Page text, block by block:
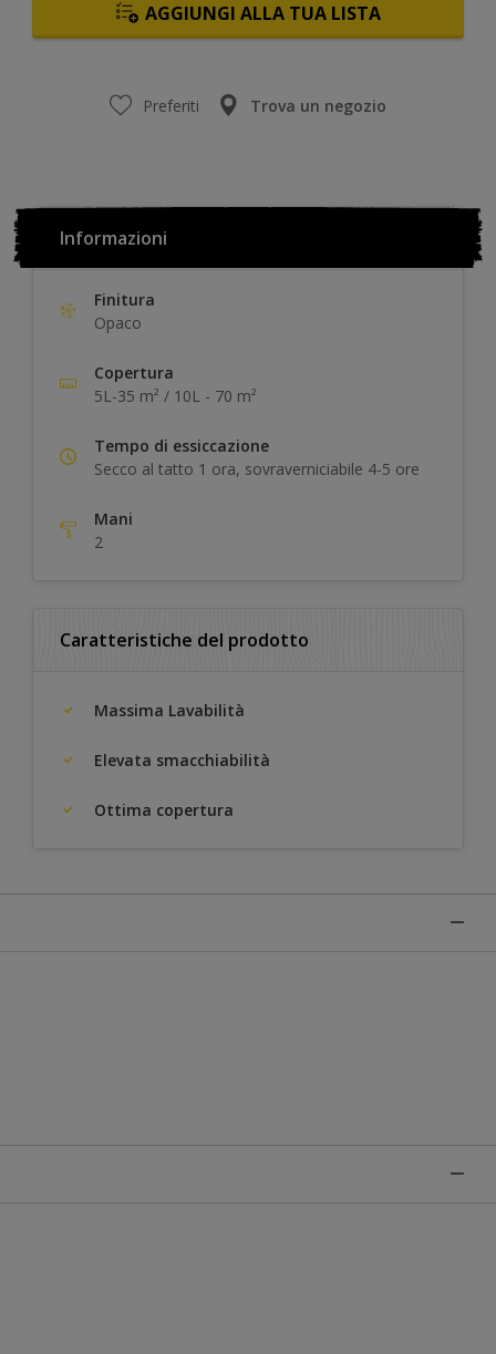
AGGIUNGI ALLA TUA LISTA
Preferiti Trova un negozio
Informazioni
Finitura
Opaco
Copertura
5L-35 m² / 10L - 70 m²
Tempo di essiccazione
Secco al tatto 1 ora, sovraverniciabile 4-5 ore
Mani
2
Caratteristiche del prodotto
Massima Lavabilità
Elevata smacchiabilità
Ottima copertura